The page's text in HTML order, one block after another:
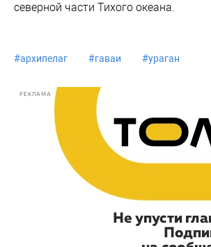
северной части Тихого океана.
#архипелаг #гаваи #ураган
РЕКЛАМА